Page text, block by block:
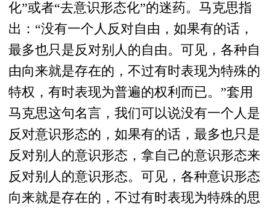
化”或者“去意识形态化”的迷药。马克思指
出：“没有一个人反对自由，如果有的话，
最多也只是反对别人的自由。可见，各种自
由向来就是存在的，不过有时表现为特殊的
特权，有时表现为普遍的权利而已。”套用
马克思这句名言，我们可以说没有一个人是
反对意识形态的，如果有的话，最多也只是
反对别人的意识形态，拿自己的意识形态来
反对别人的意识形态。可见，各种意识形态
向来就是存在的，不过有时表现为特殊的思